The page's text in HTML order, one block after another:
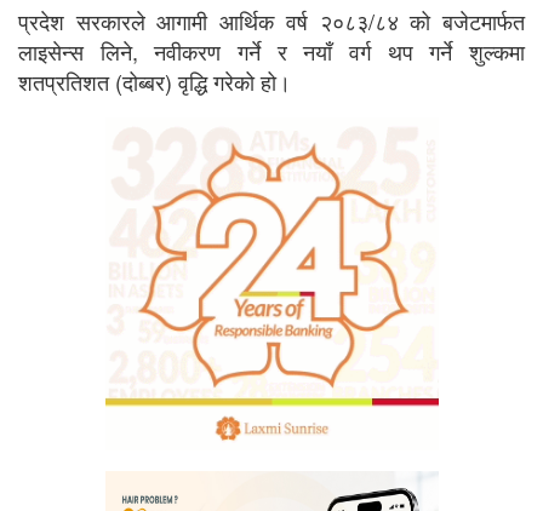
प्रदेश सरकारले आगामी आर्थिक वर्ष २०८३/८४ को बजेटमार्फत
लाइसेन्स लिने, नवीकरण गर्ने र नयाँ वर्ग थप गर्ने शुल्कमा
शतप्रतिशत (दोब्बर) वृद्धि गरेको हो।